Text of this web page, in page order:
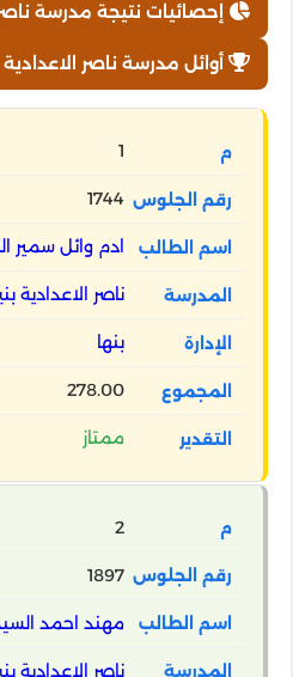
إحصائيات نتيجة مدرسة
أوائل مدرسة ناصر الاعدادية
1
1744
ادم وائل
ناصر الاعدادية
بنها
278.00
ممتاز
2
1897
مهند احمد
ناصر الاعدادية